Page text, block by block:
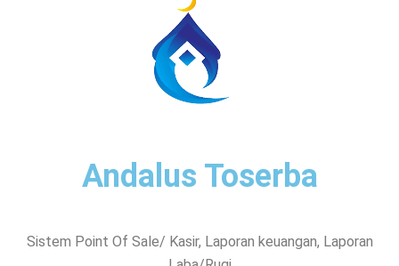
Andalus Toserba
Sistem Point Of Sale/ Kasir, Laporan keuangan, Laporan